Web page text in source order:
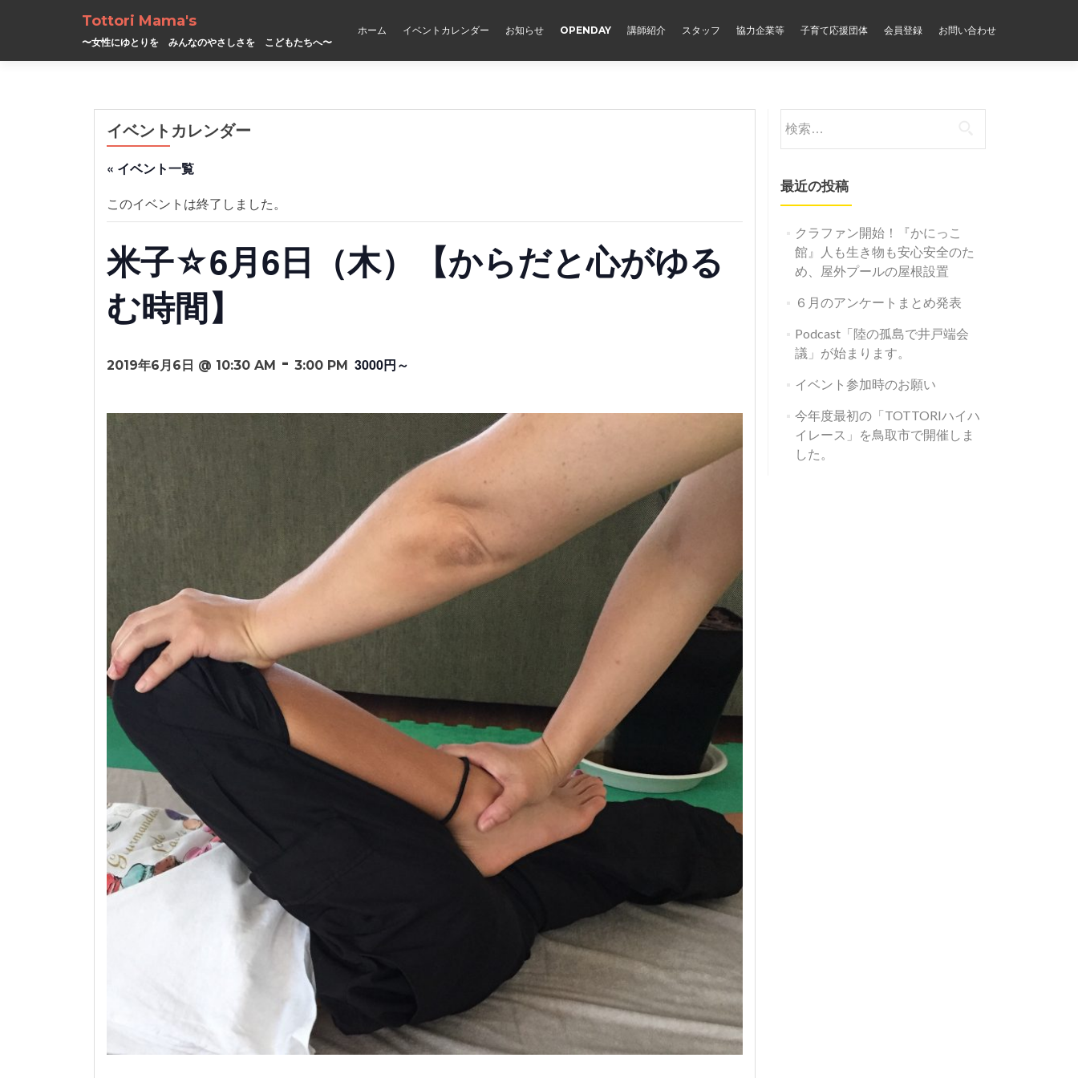
Tottori Mama's
〜女性にゆとりを みんなのやさしさを こどもたちへ〜
ホーム イベントカレンダー お知らせ OPENDAY 講師紹介 スタッフ 協力企業等 子育て応援団体 会員登録 お問い合わせ
イベントカレンダー
« イベント一覧
このイベントは終了しました。
米子☆6月6日（木）【からだと心がゆる
む時間】
2019年6月6日 @ 10:30 AM - 3:00 PM 3000円～
索:
最近の投稿
クラファン開始！『かにっこ
館』人も生き物も安心安全のた
め、屋外プールの屋根設置
６月のアンケートまとめ発表
Podcast「陸の孤島で井戸端会
議」が始まります。
イベント参加時のお願い
今年度最初の「TOTTORIハイハ
イレース」を鳥取市で開催しま
した。